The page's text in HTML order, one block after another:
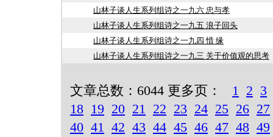
山林子谈人生系列组诗之一九六 忠与孝
山林子谈人生系列组诗之一九五 浪子回头
山林子谈人生系列组诗之一九四 惜 缘
山林子谈人生系列组诗之一九三 关于价值观的思考
文章总数：6044 更多页： 1 2 3
18 19 20 21 22 23 24 25 26 27
40 41 42 43 44 45 46 47 48 49